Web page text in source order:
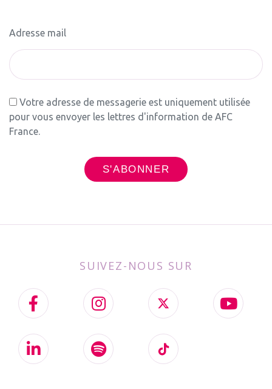
Adresse mail
Votre adresse de messagerie est uniquement utilisée
pour vous envoyer les lettres d'information de AFC
France.
SUIVEZ-NOUS SUR